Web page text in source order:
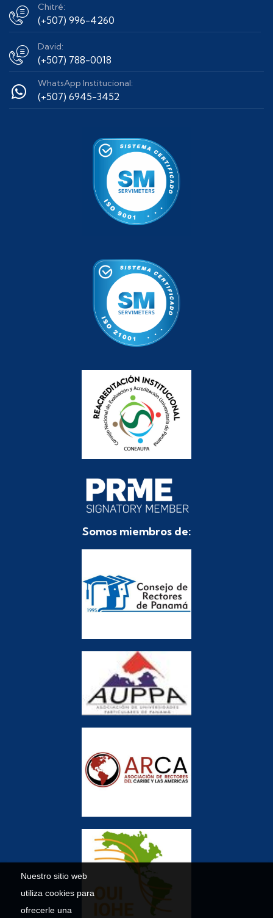
Nuestro sitio web
utiliza cookies para
ofrecerle una
Chitré:
(+507) 996-4260
David:
(+507) 788-0018
WhatsApp Institucional:
(+507) 6945-3452
Somos miembros de: